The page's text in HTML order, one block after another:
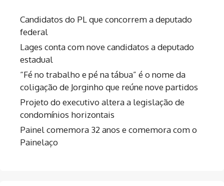
Candidatos do PL que concorrem a deputado
federal
Lages conta com nove candidatos a deputado
estadual
“Fé no trabalho e pé na tábua” é o nome da
coligação de Jorginho que reúne nove partidos
Projeto do executivo altera a legislação de
condomínios horizontais
Painel comemora 32 anos e comemora com o
Painelaço